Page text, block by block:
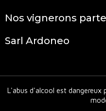
Nos vignerons
Sarl Ardoneo
L'abus d'alcool est dangereux